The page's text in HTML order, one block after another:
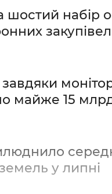
шостий набір
майже 15
у липні